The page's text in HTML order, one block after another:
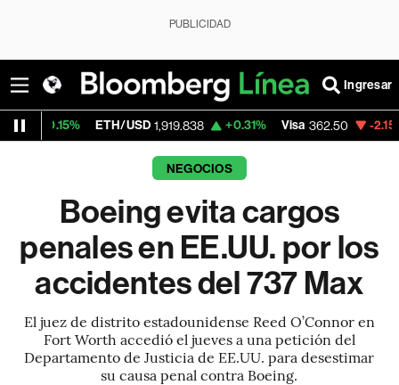
PUBLICIDAD
Ingresar
ETH/USD 1,919.838 +0.31% Visa 362.50 -2.15%
NEGOCIOS
Boeing evita cargos
penales en EE.UU. por los
accidentes del 737 Max
El juez de distrito estadounidense Reed O’Connor en
Fort Worth accedió el jueves a una petición del
Departamento de Justicia de EE.UU. para desestimar
su causa penal contra Boeing.